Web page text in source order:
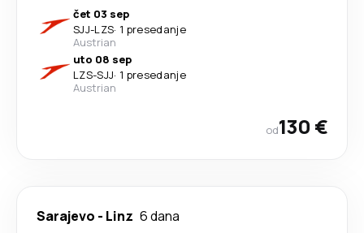
čet 03 sep
SJJ-LZS· 1 presedanje
Austrian
uto 08 sep
LZS-SJJ· 1 presedanje
Austrian
od130 €
Sarajevo - Linz 6 dana